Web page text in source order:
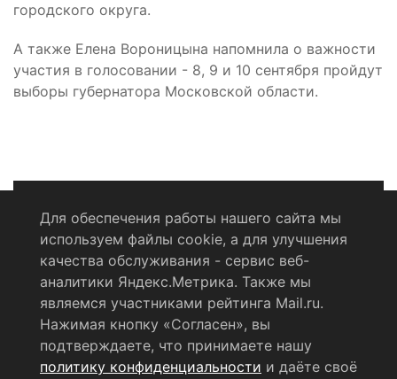
городского округа.
А также Елена Вороницына напомнила о важности
участия в голосовании - 8, 9 и 10 сентября пройдут
выборы губернатора Московской области.
Политика конфиденциальности
Согласие на обработку персональных данных
RSS-лента
Для обеспечения работы нашего сайта мы
используем файлы cookie, а для улучшения
качества обслуживания - сервис веб-
аналитики Яндекс.Метрика. Также мы
являемся участниками рейтинга Mail.ru.
Нажимая кнопку «Согласен», вы
подтверждаете, что принимаете нашу
политику конфиденциальности и даёте своё